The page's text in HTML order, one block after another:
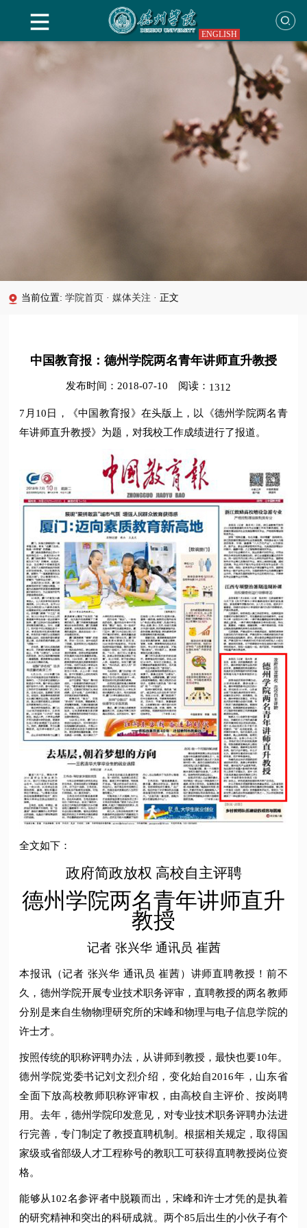
ENGLISH
当前位置:学院首页 · 媒体关注 · 正文
中国教育报：德州学院两名青年讲师直升教授
发布时间：2018-07-10 阅读： 1312
7月10日，《中国教育报》在头版上，以《德州学院两名青
年讲师直升教授》为题，对我校工作成绩进行了报道。
全文如下：
政府简政放权 高校自主评聘
德州学院两名青年讲师直升
教授
记者 张兴华 通讯员 崔茜
本报讯（记者 张兴华 通讯员 崔茜）讲师直聘教授！前不
久，德州学院开展专业技术职务评审，直聘教授的两名教师
分别是来自生物物理研究所的宋峰和物理与电子信息学院的
许士才。
按照传统的职称评聘办法，从讲师到教授，最快也要10年。
德州学院党委书记刘文烈介绍，变化始自2016年，山东省
全面下放高校教师职称评审权，由高校自主评价、按岗聘
用。去年，德州学院印发意见，对专业技术职务评聘办法进
行完善，专门制定了教授直聘机制。根据相关规定，取得国
家级或省部级人才工程称号的教职工可获得直聘教授岗位资
格。
能够从102名参评者中脱颖而出，宋峰和许士才凭的是执着
的研究精神和突出的科研成就。两个85后出生的小伙子有个